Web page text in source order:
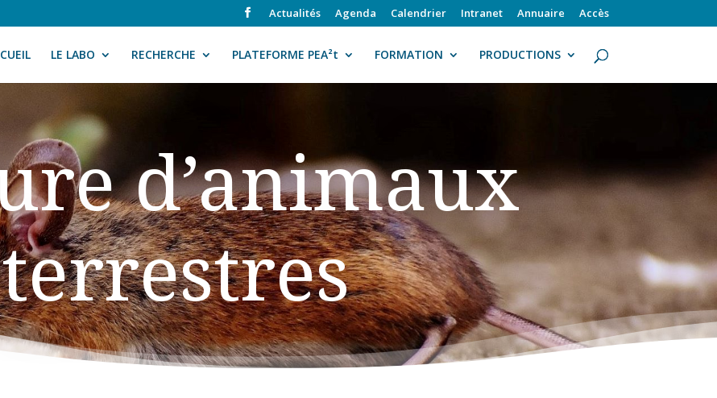
Actualités Agenda Calendrier Intranet Annuaire Accès
LE LABO RECHERCHE PLATEFORME PEA²t FORMATION PRODUCTIONS
d’animaux
terrestres